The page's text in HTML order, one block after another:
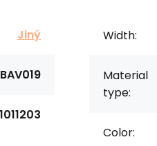
Jiný Width:
Material
type:
Color: